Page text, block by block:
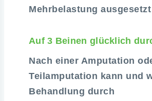
Mehrbelastung
Auf 3 Beinen glücklich
Nach einer Amputation
Teilamputation kann und
Behandlung durch